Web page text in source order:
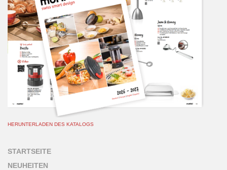
HERUNTERLADEN DES KATALOGS
STARTSEITE
NEUHEITEN